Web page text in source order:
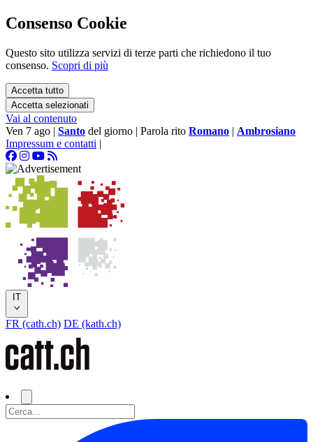
Consenso Cookie
Questo sito utilizza servizi di terze parti che richiedono il tuo
consenso. Scopri di più
Accetta tutto
Accetta selezionati
Vai al contenuto
Ven 7 ago | Santo del giorno | Parola rito Romano | Ambrosiano
Impressum e contatti |
IT
FR (cath.ch) DE (kath.ch)